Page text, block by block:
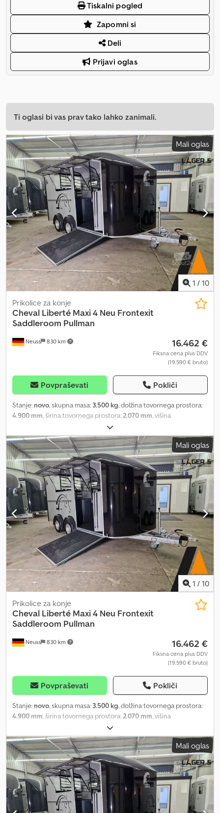
Tiskalni pogled
Zapomni si
Deli
Prijavi oglas
Ti oglasi bi vas prav tako lahko zanimali.
Mali oglas
1 / 10
Neuss 830 km
Prikolice za konje
Cheval Liberté Maxi 4 Neu Frontexit
Saddleroom Pullman
16.462 €
Fiksna cena plus DDV
(19.590 € bruto)
Povpraševati Pokliči
Stanje: novo, skupna masa: 3.500 kg, dolžina tovornega prostora:
4.900 mm , širina tovornega prostora: 2.070 mm , višina
2.300 mm, neposredna prodaja v
Neussu/Düsseldorfu Dogovori za nakup po telefonu Pokličite
Neuss: (0)2131 595 4218 Zagotovljena enostavna in zanesljiva
izvedba! Maxi 4, nov model, na voljo v različnih barvah. Začnite zdaj.
Dokument COC, vse vključeno. Cena ob odhodu iz skladišča
Neuss, vse vključeno. Dostava ob predplačilu je možna že od 199
evrov. Prodaja novega blaga samo na lokaciji! Slike so simbolične
in lahko prikazujejo dodatno opremo. Pridržana možnost napake,
sprememb in prodaje medtem. Dkodszlbmaepfx Akger skladišče
27-26 wm k
Mali oglas
1 / 10
Neuss 830 km
Prikolice za konje
Cheval Liberté Maxi 4 Neu Frontexit
Saddleroom Pullman
16.462 €
Fiksna cena plus DDV
(19.590 € bruto)
Povpraševati Pokliči
Stanje: novo, skupna masa: 3.500 kg, dolžina tovornega prostora:
4.900 mm, širina tovornega prostora:2.070 mm, višina
2.300 mm, Neposredna prodaja iz Neussa /
Düsseldorfa. Termine za nakup po telefonskem dogovoru. Klic
Neuss (0)2131 595 4218. Enostavna in zanesljiva obdelava
zagotovljena! Maxi 4 novo na voljo v različnih barvah. Začnite zdaj.
COC dokument vse vključeno. Cena iz skladišča Neuss vse
vključeno. Dostava ob predhodnem plačilu že od 199 EUR naprej.
Prodaja novih izdelkov samo na lokaciji! Slike so simbolične in
lahko prikazujejo posebno opremo. Pridržujemo si pravico do
napak, sprememb in predhodne prodaje. zaloga 24-26 wm k
Mali oglas